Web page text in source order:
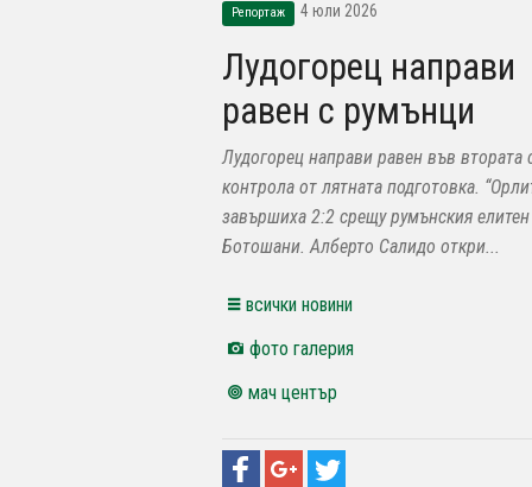
Репортаж 4 юли 2026
Лудогорец направи
равен с румънци
Лудогорец направи равен във втората
контрола от лятната подготовка.
завършиха 2:2 срещу румънския елитен
Ботошани. Алберто Салидо откри...
всички новини
фото галерия
мач център